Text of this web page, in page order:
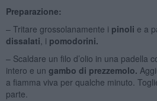
Preparazione:
– Tritare grossolanamente i pinoli e a
dissalati , i pomodorini.
– Scaldare un filo d’olio in una padella
intero e un gambo di prezzemolo.
a fiamma viva per qualche minuto.
parte.